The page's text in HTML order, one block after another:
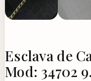
Esclava de
Mod: 34702